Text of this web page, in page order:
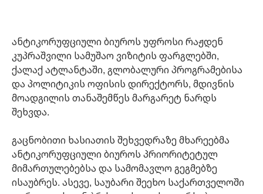
ანტიკორუფციული ბიუროს უფროსი რაჟდენ
კუპრაშვილი სამუშაო ვიზიტის ფარგლებში,
ქალაქ ატლანტაში, გლობალური პროგრამებისა
და პოლიტიკის ოფისის დირექტორს, მდივნის
მოადგილის თანაშემწეს მარგარეტ ნარდს
შეხვდა.
გაცნობითი ხასიათის შეხვედრაზე მხარეებმა
ანტიკორუფციული ბიუროს პრიორიტეტულ
მიმართულებებსა და სამომავლო გეგმებზე
ისაუბრეს. ასევე, საუბარი შეეხო საქართველოში